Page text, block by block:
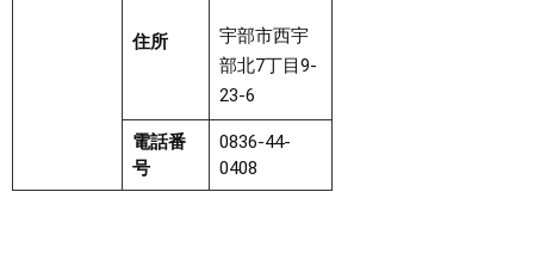
住所
宇部市西宇
部北7丁目9-
23-6
電話番
号
0836-44-
0408